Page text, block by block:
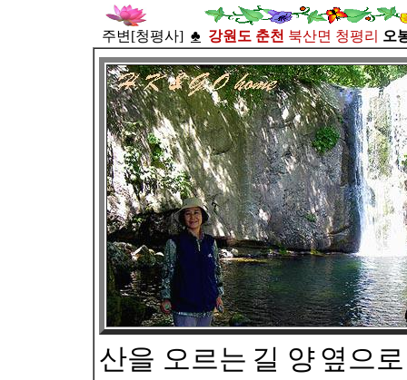
주변[청평사] ♣ 강원도 춘천 북산면 청평리 오
산을 오르는 길 양 옆으